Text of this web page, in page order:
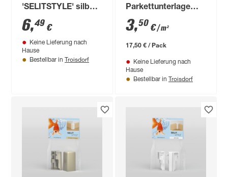
'SELITSTYLE' silber
2 Stück
6,49 €
Keine Lieferung nach
Hause
Bestellbar in Troisdorf
Parkettunterlage
'SELITAC pro' 5 mm,
0,8 x 6,25 m, 5 m²
3,50 €/ m²
17,50 € / Pack
Keine Lieferung nach
Hause
Bestellbar in Troisdorf